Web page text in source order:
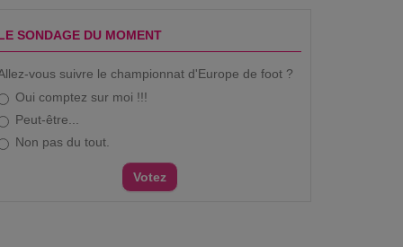
SONDAGE DU MOMENT
vous suivre le championnat d'Europe de foot ?
Oui comptez sur moi !!!
Peut-être...
Non pas du tout.